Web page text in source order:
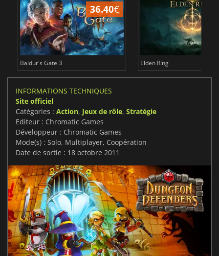
36.40€
Baldur's Gate 3 Elden Ring
INFORMATIONS TECHNIQUES
Site officiel
Catégories : Action, Jeux de rôle, Stratégie
Editeur : Chromatic Games
Développeur : Chromatic Games
Mode(s) : Solo, Multiplayer, Coopération
Date de sortie : 18 octobre 2011